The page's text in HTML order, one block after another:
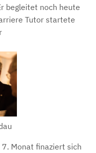
begleitet noch heute
Tutor startete
Monat finaziert sich